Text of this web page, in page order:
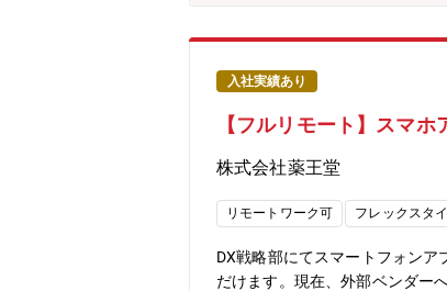
入社実績あり
【フルリモート】スマ
株式会社薬王堂
リモートワーク可 フレックスタ
DX戦略部にてスマートフォン
だけます。現在、外部ベンダー